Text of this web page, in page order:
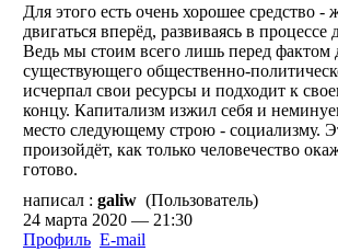
Для этого есть очень хорошее средство -
двигаться вперёд, развиваясь в процессе
Ведь мы стоим всего лишь перед фактом
существующего общественно-
исчерпал свои ресурсы и подходит к
концу. Капитализм изжил себя и
место следующему строю - социализму.
произойдёт, как только человечество
готово.
написал : galiw (Пользователь)
24 марта 2020 — 21:30
Профиль E-mail